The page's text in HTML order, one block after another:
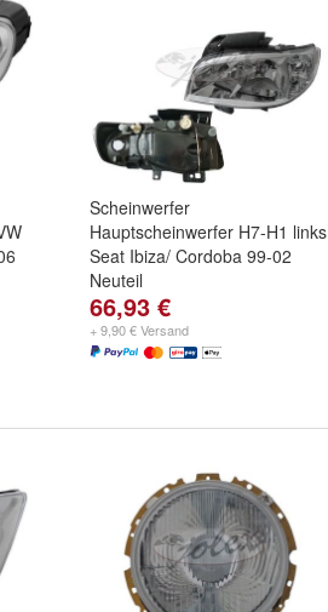
Scheinwerfer
Hauptscheinwerfer H7-H1 links
Seat Ibiza/ Cordoba 99-02
Neuteil
66,93 €
+ 9,90 € Versand